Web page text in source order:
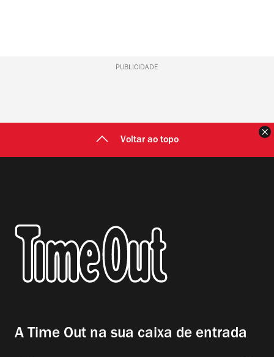
PUBLICIDADE
Voltar ao topo
A Time Out na sua caixa de entrada